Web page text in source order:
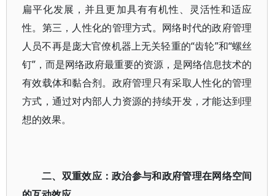
扁平化发展，并且更加具有有机性、灵活性和适应
性。第三，人性化的管理方式。网络时代的政府管理
人员不再是庞大官僚机器上无关轻重的“齿轮”和“螺丝
钉”，而是网络政府最重要的资源，是网络信息技术的
有效载体和黏合剂。政府管理只有采取人性化的管理
方式，通过对内部人力资源的持续开发，才能达到理
想的效果。
二、双重效应：政治参与和政府管理在网络空间